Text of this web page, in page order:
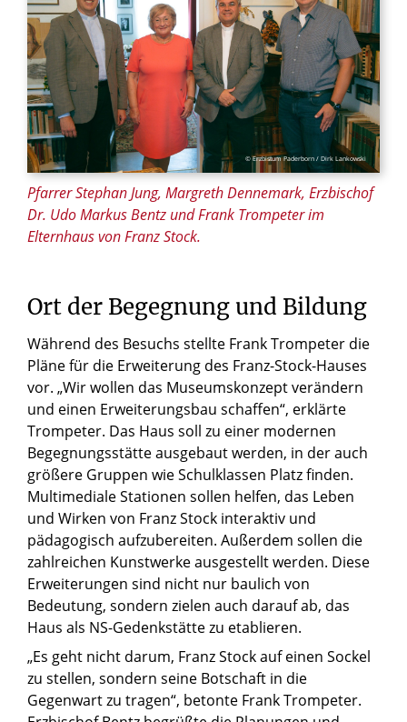
© Erzbistum Paderborn / Dirk Lankowski
Pfarrer Stephan Jung, Margreth Dennemark, Erzbischof
Dr. Udo Markus Bentz und Frank Trompeter im
Elternhaus von Franz Stock.
Ort der Begegnung und Bildung
Während des Besuchs stellte Frank Trompeter die
Pläne für die Erweiterung des Franz-Stock-Hauses
vor. „Wir wollen das Museumskonzept verändern
und einen Erweiterungsbau schaffen“, erklärte
Trompeter. Das Haus soll zu einer modernen
Begegnungsstätte ausgebaut werden, in der auch
größere Gruppen wie Schulklassen Platz finden.
Multimediale Stationen sollen helfen, das Leben
und Wirken von Franz Stock interaktiv und
pädagogisch aufzubereiten. Außerdem sollen die
zahlreichen Kunstwerke ausgestellt werden. Diese
Erweiterungen sind nicht nur baulich von
Bedeutung, sondern zielen auch darauf ab, das
Haus als NS-Gedenkstätte zu etablieren.
„Es geht nicht darum, Franz Stock auf einen Sockel
zu stellen, sondern seine Botschaft in die
Gegenwart zu tragen“, betonte Frank Trompeter.